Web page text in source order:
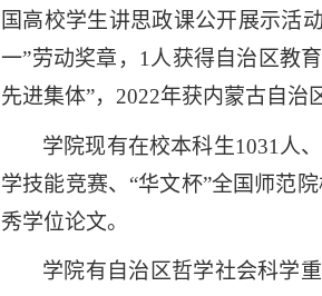
国高校学生讲思政课公开展示活
一”劳动奖章，1人获得自治区教
先进集体”， 2022年获内蒙古自治
学院现有在校本科生1031 人
学技能竞赛、“华文杯”全国师范
秀学位论文。
学院有自治区哲学社会科学